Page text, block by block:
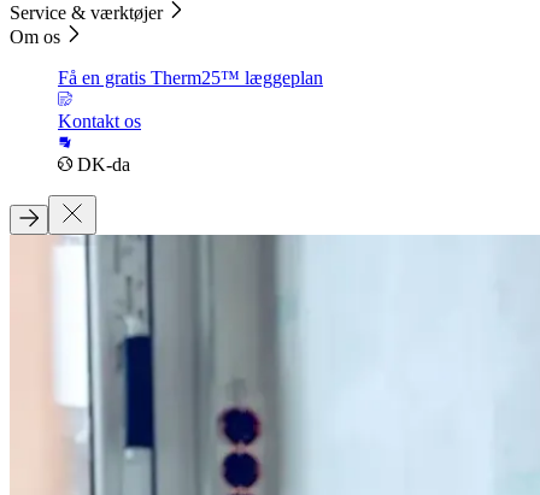
Service & værktøjer
Om os
Få en gratis Therm25™ læggeplan
Kontakt os
DK-da